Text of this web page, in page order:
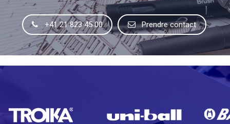
+41 21 823 45 00 Prendre contact